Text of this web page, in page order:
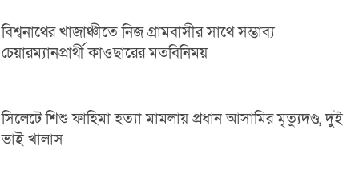
বিশ্বনাথের খাজাঞ্চীতে নিজ গ্রামবাসীর সাথে সম্ভাব্য
চেয়ারম্যানপ্রার্থী কাওছারের মতবিনিময়
সিলেটে শিশু ফাহিমা হত্যা মামলায় প্রধান আসামির মৃত্যুদণ্ড, দুই
ভাই খালাস